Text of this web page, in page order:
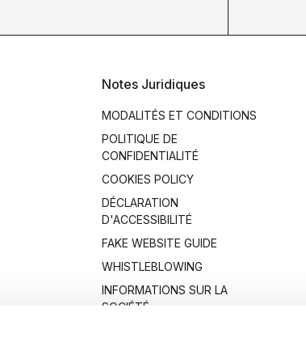
Notes Juridiques
MODALITÉS ET CONDITIONS
POLITIQUE DE
CONFIDENTIALITÉ
COOKIES POLICY
DÉCLARATION
D'ACCESSIBILITÉ
FAKE WEBSITE GUIDE
WHISTLEBLOWING
INFORMATIONS SUR LA
SOCIÉTÉ